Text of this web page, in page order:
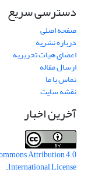
دسترسی سریع
صفحه اصلی
درباره نشریه
اعضای هیات تحریریه
ارسال مقاله
تماس با ما
نقشه سایت
آخرین اخبار
Attribution 4.0
International License
.